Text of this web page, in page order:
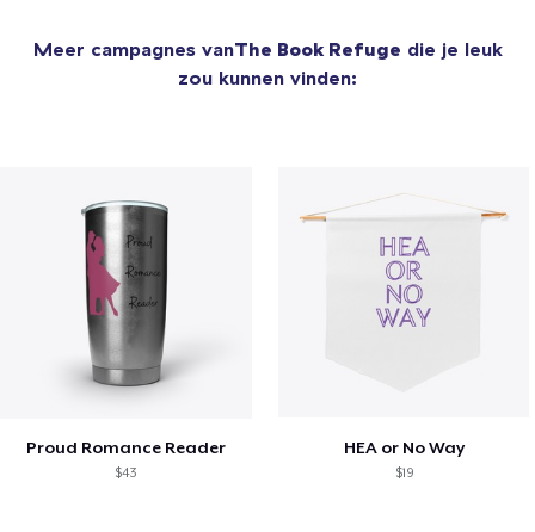
Meer campagnes vanThe Book Refuge die je leuk
zou kunnen vinden:
Proud Romance Reader
$43
HEA or No Way
$19